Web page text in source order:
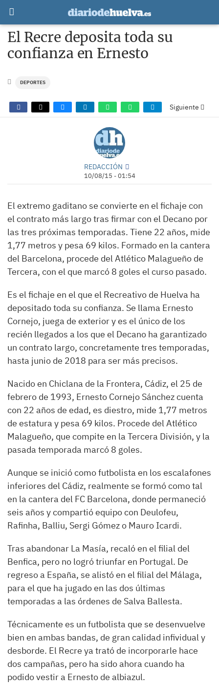
El Recre deposita toda su
confianza en Ernesto
DEPORTES
Siguiente
REDACCIÓN
10/08/15 - 01:54
El extremo gaditano se convierte en el fichaje con
el contrato más largo tras firmar con el Decano por
las tres próximas temporadas. Tiene 22 años, mide
1,77 metros y pesa 69 kilos. Formado en la cantera
del Barcelona, procede del Atlético Malagueño de
Tercera, con el que marcó 8 goles el curso pasado.
Es el fichaje en el que el Recreativo de Huelva ha
depositado toda su confianza. Se llama Ernesto
Cornejo, juega de exterior y es el único de los
recién llegados a los que el Decano ha garantizado
un contrato largo, concretamente tres temporadas,
hasta junio de 2018 para ser más precisos.
Nacido en Chiclana de la Frontera, Cádiz, el 25 de
febrero de 1993, Ernesto Cornejo Sánchez cuenta
con 22 años de edad, es diestro, mide 1,77 metros
de estatura y pesa 69 kilos. Procede del Atlético
Malagueño, que compite en la Tercera División, y la
pasada temporada marcó 8 goles.
Aunque se inició como futbolista en los escalafones
inferiores del Cádiz, realmente se formó como tal
en la cantera del FC Barcelona, donde permaneció
seis años y compartió equipo con Deulofeu,
Rafinha, Balliu, Sergi Gómez o Mauro Icardi.
Tras abandonar La Masía, recaló en el filial del
Benfica, pero no logró triunfar en Portugal. De
regreso a España, se alistó en el filial del Málaga,
para el que ha jugado en las dos últimas
temporadas a las órdenes de Salva Ballesta.
Técnicamente es un futbolista que se desenvuelve
bien en ambas bandas, de gran calidad infividual y
desborde. El Recre ya trató de incorporarle hace
dos campañas, pero ha sido ahora cuando ha
podido vestir a Ernesto de albiazul.